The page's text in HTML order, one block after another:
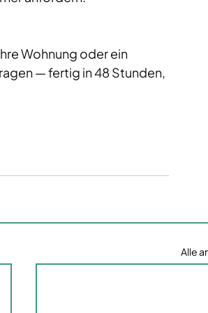
Wohnung oder ein
— fertig in 48 Stunden,
Alle